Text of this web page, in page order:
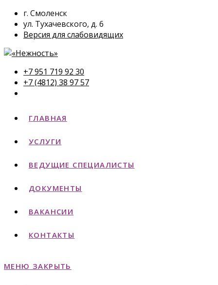
г. Смоленск
ул. Тухачевского, д. 6
Версия для слабовидящих
+7 951 719 92 30
+7 (4812) 38 97 57
ГЛАВНАЯ
УСЛУГИ
ВЕДУЩИЕ СПЕЦИАЛИСТЫ
ДОКУМЕНТЫ
ВАКАНСИИ
КОНТАКТЫ
МЕНЮ ЗАКРЫТЬ